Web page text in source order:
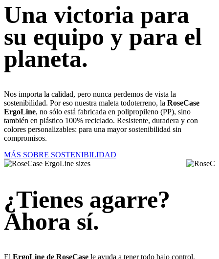
Una victoria para
su equipo y para el
planeta.
Nos importa la calidad, pero nunca perdemos de vista la
sostenibilidad. Por eso nuestra maleta todoterreno, la RoseCase
ErgoLine, no sólo está fabricada en polipropileno (PP), sino
también en plástico 100% reciclado. Resistente, duradera y con
colores personalizables: para una mayor sostenibilidad sin
compromisos.
MÁS SOBRE SOSTENIBILIDAD
¿Tienes agarre?
Ahora sí.
El ErgoLine de RoseCase le ayuda a tener todo bajo control.